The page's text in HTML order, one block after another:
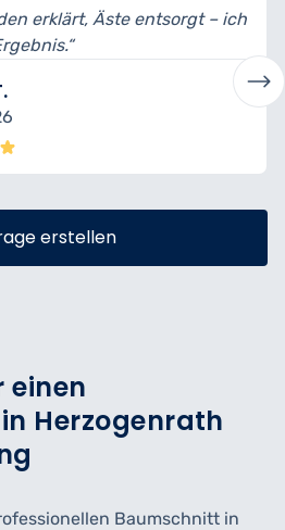
„Sehr sorgfältiger Schnitt
– es wirkt alles
Isabelle K.
erstellen
einen
Herzogenrath
Baumschnitt in